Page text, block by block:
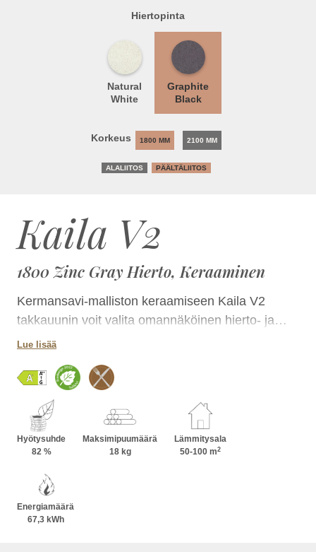
Kaila V2
1800 Zinc Gray Hierto, Keraaminen
Kermansavi-malliston keraamiseen Kaila V2
takkauunin voit valita omannäköinen hierto- ja
laattapinnan yhdistelmän lukuisissa
ansiosta helposti sijoitettavissa tilaan kuin tilaan ja
korkeutta kasvattamalla voit lisätä sen
lämmönvarauskykyä. Jaanin takkapesää voit
lisäksi hyödyntää ruoanlaitossa.
Lue lisää
Hyötysuhde
82 %
Maksimipuumäärä
18 kg
Lämmitysala
50-100 m2
Energiamäärä
67,3 kWh
Hiertopinta
Natural
White
Graphite
Black
Korkeus 1800 MM 2100 MM
ALALIITOS PÄÄLTÄLIITOS